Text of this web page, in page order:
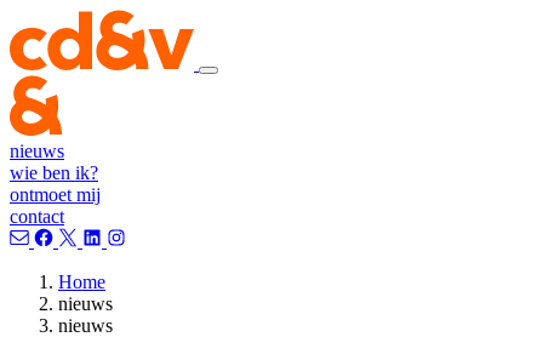
nieuws
wie ben ik?
ontmoet mij
contact
Home
nieuws
nieuws